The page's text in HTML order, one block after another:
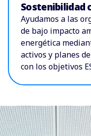
Sostenibilidad
Ayudamos a las
de bajo impacto
energética
activos y planes
con los objetivos